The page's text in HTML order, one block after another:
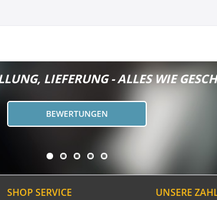
LIEFERUNG - ALLES WIE
BEWERTUNGEN
SHOP SERVICE UNSERE